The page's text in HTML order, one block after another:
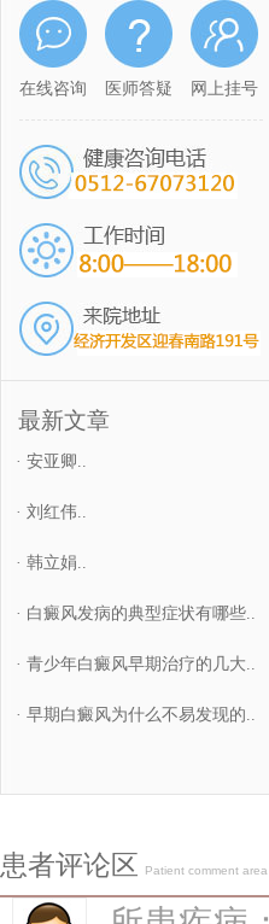
在线咨询 医师答疑 网上挂号
最新文章
· 安亚卿..
· 刘红伟..
· 韩立娟..
· 白癜风发病的典型症状有哪些..
· 青少年白癜风早期治疗的几大..
· 早期白癜风为什么不易发现的..
患者评论区 Patient comment area